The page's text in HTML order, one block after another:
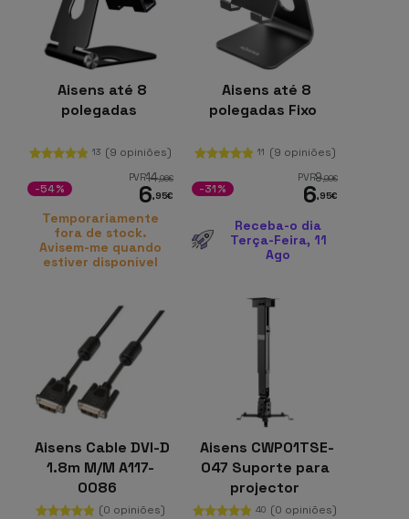
Aisens até 8
polegadas
13 (9 opiniões)
PVR14,96€
6,95€
-54%
Temporariamente
fora de stock.
Avisem-me quando
estiver disponível
Aisens até 8
polegadas Fixo
11 (9 opiniões)
PVR9,99€
6,95€
-31%
Receba-o dia
Terça-Feira, 11
Ago
Aisens Cable DVI-D
1.8m M/M A117-
0086
(0 opiniões)
Aisens CWP01TSE-
047 Suporte para
projector
Parede/Teto Preto
40 (0 opiniões)